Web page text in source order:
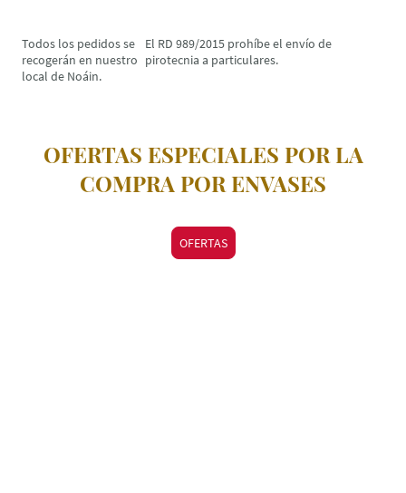
Todos los pedidos se
recogerán en nuestro
local de Noáin.
El RD 989/2015 prohíbe el envío de
pirotecnia a particulares.
OFERTAS ESPECIALES POR LA
COMPRA POR ENVASES
OFERTAS